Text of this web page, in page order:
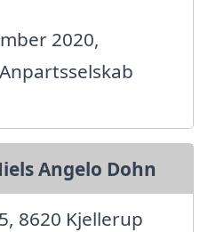
2020,
Angelo Dohn
8620 Kjellerup